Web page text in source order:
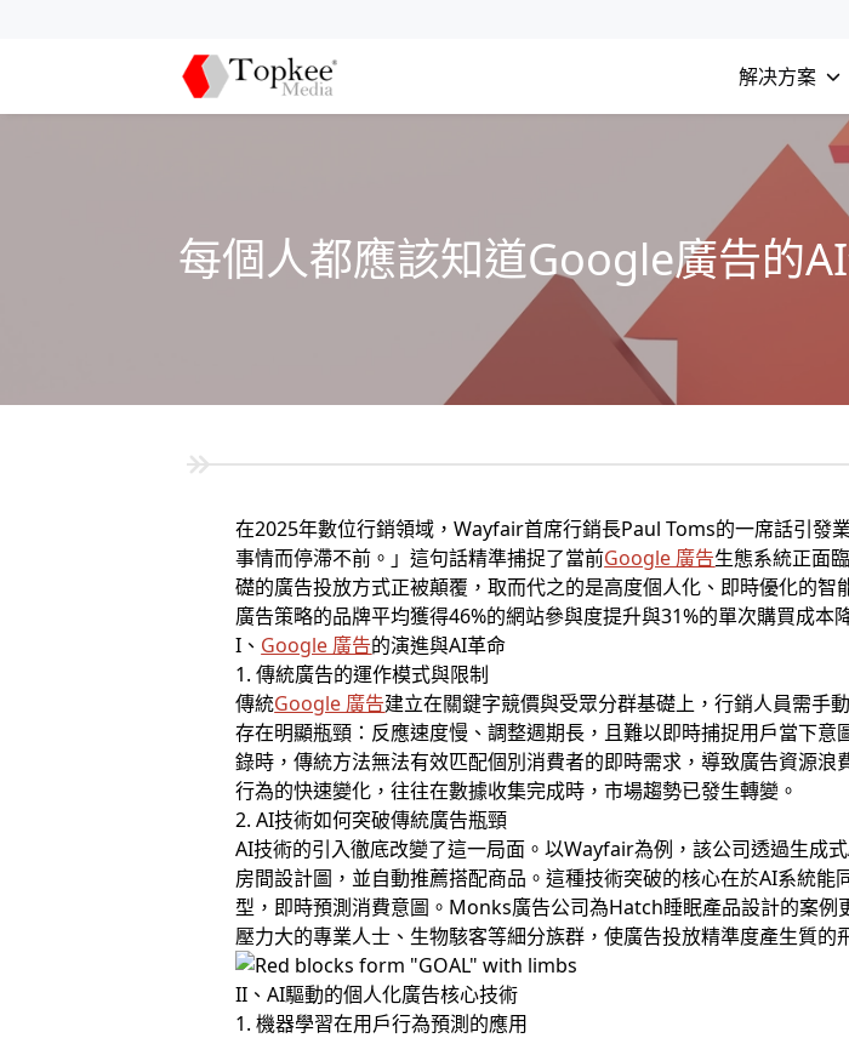
解决方案
每個人都應該知道Google廣告的
在2025年數位行銷領域，Wayfair首席行銷長Paul Toms的一席話引發
事情而停滯不前。」這句話精準捕捉了當前Google 廣告生態系統正面
礎的廣告投放方式正被顛覆，取而代之的是高度個人化、即時優化的
廣告策略的品牌平均獲得46%的網站參與度提升與31%的單次購買成本
I、 Google 廣告的演進與AI革命
1. 傳統廣告的運作模式與限制
傳統Google 廣告建立在關鍵字競價與受眾分群基礎上，行銷人員需手
存在明顯瓶頸：反應速度慢、調整週期長，且難以即時捕捉用戶當下
錄時，傳統方法無法有效匹配個別消費者的即時需求，導致廣告資源
行為的快速變化，往往在數據收集完成時，市場趨勢已發生轉變。
2. AI技術如何突破傳統廣告瓶頸
AI技術的引入徹底改變了這一局面。以Wayfair為例，該公司透過生成
房間設計圖，並自動推薦搭配商品。這種技術突破的核心在於AI系統
型，即時預測消費意圖。Monks廣告公司為Hatch睡眠產品設計的案
壓力大的專業人士、生物駭客等細分族群，使廣告投放精準度產生質的
II、AI驅動的個人化廣告核心技術
1. 機器學習在用戶行為預測的應用